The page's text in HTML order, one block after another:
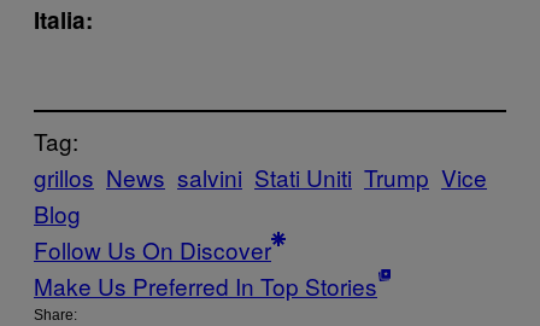
Italia:
Tag:
grillos News salvini Stati Uniti Trump Vice
Blog
Follow Us On Discover
Make Us Preferred In Top Stories
Share: